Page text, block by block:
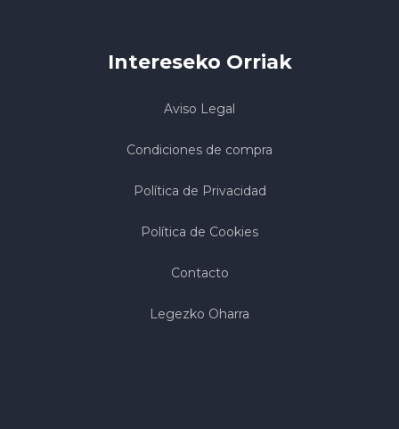
Intereseko Orriak
Aviso Legal
Condiciones de compra
Política de Privacidad
Política de Cookies
Contacto
Legezko Oharra